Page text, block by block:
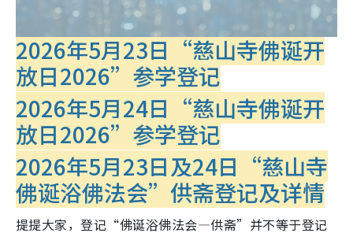
2026年5月23日“慈山寺佛诞开
放日2026”参学登记
2026年5月24日“慈山寺佛诞开
放日2026”参学登记
2026年5月23日及24日“慈山寺
佛诞浴佛法会”供斋登记及详情
提提大家，登记“佛诞浴佛法会—供斋”并不等于登记